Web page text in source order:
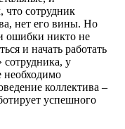
что сотрудник
нет его вины. Но
ошибки никто не
и начать работать
сотрудника, у
необходимо
коллектива –
успешного